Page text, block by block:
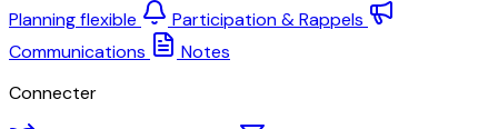
Planning flexible
Participation & Rappels
Communications
Notes
Connecter